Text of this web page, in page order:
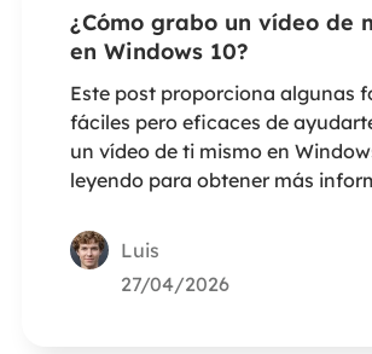
¿Cómo grabo un vídeo de
en Windows 10?
Este post proporciona algunas
fáciles pero eficaces de
un vídeo de ti mismo en
leyendo para obtener más
Luis
27/04/2026